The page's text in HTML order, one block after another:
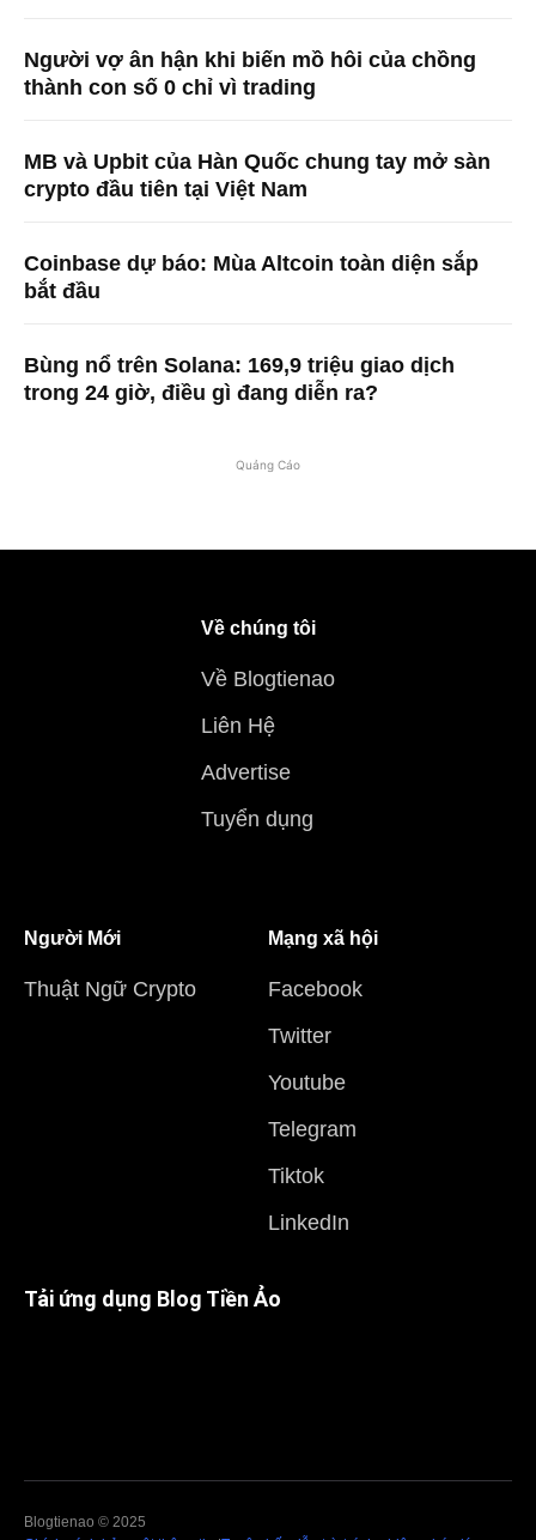
Người vợ ân hận khi biến mồ hôi của chồng
thành con số 0 chỉ vì trading
MB và Upbit của Hàn Quốc chung tay mở sàn
crypto đầu tiên tại Việt Nam
Coinbase dự báo: Mùa Altcoin toàn diện sắp
bắt đầu
Bùng nổ trên Solana: 169,9 triệu giao dịch
trong 24 giờ, điều gì đang diễn ra?
Quảng Cáo
Về chúng tôi
Về Blogtienao
Liên Hệ
Advertise
Tuyển dụng
Người Mới
Thuật Ngữ Crypto
Mạng xã hội
Facebook
Twitter
Youtube
Telegram
Tiktok
LinkedIn
Tải ứng dụng Blog Tiền Ảo
Blogtienao © 2025